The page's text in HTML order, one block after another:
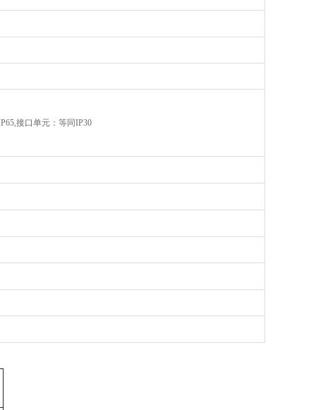
接口单元：等同IP30